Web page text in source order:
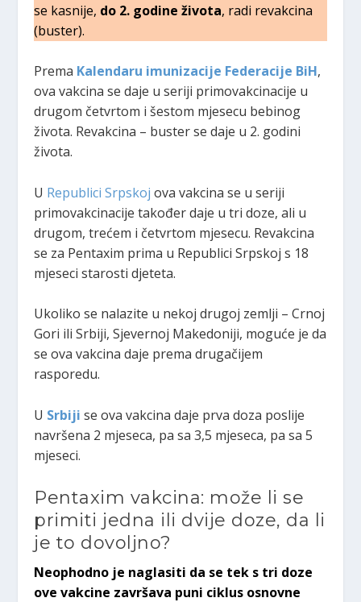
se kasnije, do 2. godine života, radi revakcina
(buster).
Prema Kalendaru imunizacije Federacije BiH,
ova vakcina se daje u seriji primovakcinacije u
drugom četvrtom i šestom mjesecu bebinog
života. Revakcina – buster se daje u 2. godini
života.
U Republici Srpskojova vakcina se u seriji
primovakcinacije također daje u tri doze, ali u
drugom, trećem i četvrtom mjesecu. Revakcina
se za Pentaxim prima u Republici Srpskoj s 18
mjeseci starosti djeteta.
Ukoliko se nalazite u nekoj drugoj zemlji – Crnoj
Gori ili Srbiji, Sjevernoj Makedoniji, moguće je da
se ova vakcina daje prema drugačijem
rasporedu.
U Srbijise ova vakcina daje prva doza poslije
navršena 2 mjeseca, pa sa 3,5 mjeseca, pa sa 5
mjeseci.
Pentaxim vakcina: može li se
primiti jedna ili dvije doze, da li
je to dovoljno?
Neophodno je naglasiti da se tek s tri doze
ove vakcine završava puni ciklus osnovne